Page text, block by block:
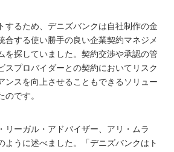
するため、デニズバンクは自社制作の金
合する使い勝手の良い企業契約マネジメ
を探していました。契約交渉や承認の管
スプロバイダーとの契約においてリスク
ンスを向上させることもできるソリュー
のです。
リーガル・アドバイザー、アリ・ムラ
ように述べました。「デニズバンクはト